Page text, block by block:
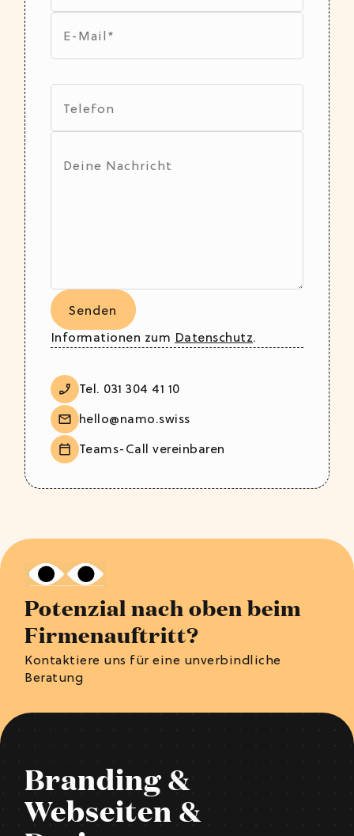
Informationen zum Datenschutz.
Tel. 031 304 41 10
hello@namo.swiss
Teams-Call vereinbaren
Potenzial nach oben beim
Firmenauftritt?
Kontaktiere uns für eine unverbindliche
Beratung
Branding &
Webseiten &